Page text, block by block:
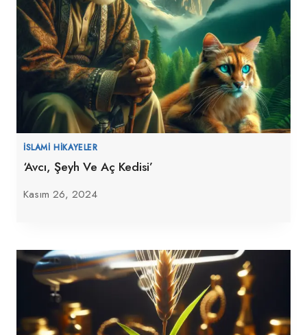
İSLAMI HIKAYELER
‘Avcı, Şeyh Ve Aç Kedisi’
Kasım 26, 2024